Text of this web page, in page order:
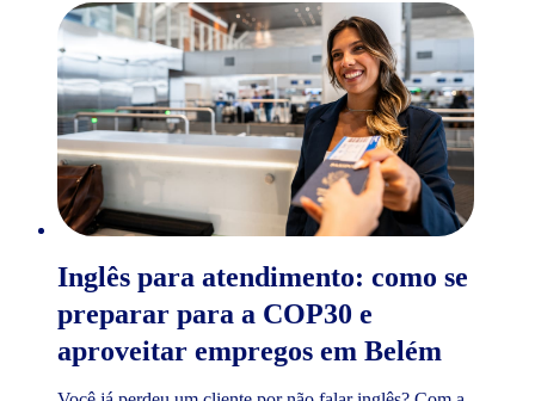
Inglês para atendimento: como se
preparar para a COP30 e
aproveitar empregos em Belém